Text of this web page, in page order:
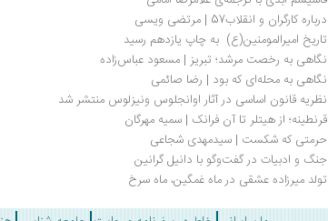
درباره کارگران و انقلاب57 | مرتضی ویسی
تاریخ امیرالمومنین(ع)  به چاپ یازدهم رسید
نگاهی به رخصت مرشد؛ تبریز | مسعود عباس‌زاده
نگاهی به محله‌ای که بود | رضا صائمی
نظریه قانون اساسی در آثار اوانجلوس ونیزلوس منتشر شد
قرنطینه؛ از هیتلر تا آن فرانک | سمیه مهرگان
حرمتی که شکست | سیدمهدی شجاعی
جنگ و ادبیات در گفت‌وگو با دانیل گرانین
تولد میرزاده عشقی در ماه غمگین، ماه سرخ